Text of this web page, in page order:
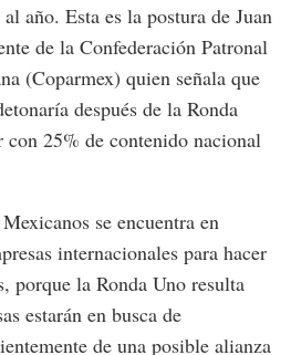
año. Esta es la postura de Juan
de la Confederación Patronal
(Coparmex) quien señala que
después de la Ronda
25% de contenido nacional
se encuentra en
internacionales para hacer
porque la Ronda Uno resulta
estarán en busca de
de una posible alianza